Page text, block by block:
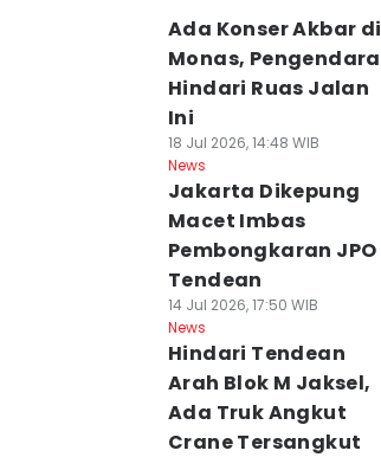
Ada Konser Akbar di
Monas, Pengendara
Hindari Ruas Jalan
Ini
18 Jul 2026, 14:48 WIB
News
Jakarta Dikepung
Macet Imbas
Pembongkaran JPO
Tendean
14 Jul 2026, 17:50 WIB
News
Hindari Tendean
Arah Blok M Jaksel,
Ada Truk Angkut
Crane Tersangkut